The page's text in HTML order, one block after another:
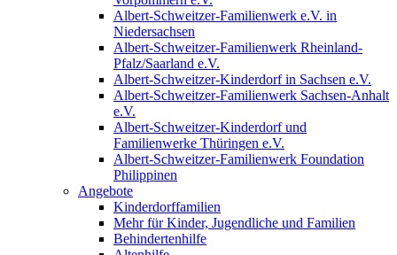
Albert-Schweitzer-Familienwerk e.V. in
Niedersachsen
Albert-Schweitzer-Familienwerk Rheinland-
Pfalz/Saarland e.V.
Albert-Schweitzer-Kinderdorf in Sachsen e.V.
Albert-Schweitzer-Familienwerk Sachsen-Anhalt
e.V.
Albert-Schweitzer-Kinderdorf und
Familienwerke Thüringen e.V.
Albert-Schweitzer-Familienwerk Foundation
Philippinen
Angebote
Kinderdorffamilien
Mehr für Kinder, Jugendliche und Familien
Behindertenhilfe